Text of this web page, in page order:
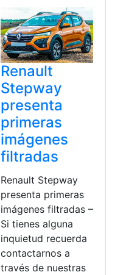
Renault
Stepway
presenta
primeras
imágenes
filtradas
Renault Stepway
presenta primeras
imágenes filtradas –
Si tienes alguna
inquietud recuerda
contactarnos a
través de nuestras